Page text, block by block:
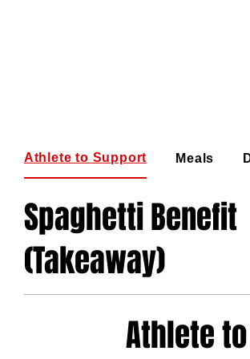
Spaghetti Benefit
(Takeaway)
Athlete
Athlete to Support Meals